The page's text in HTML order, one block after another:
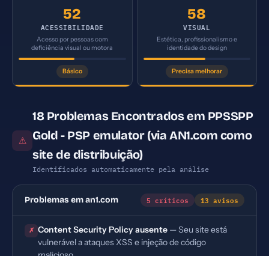
52
ACESSIBILIDADE
Acesso por pessoas com
deficiência visual ou motora
Básico
58
VISUAL
Estética, profissionalismo e
identidade do design
Precisa melhorar
⚠
18 Problemas Encontrados em PPSSPP
Gold - PSP emulator (via AN1.com como
site de distribuição)
Identificados automaticamente pela análise
Problemas em an1.com 5 críticos 13 avisos
✗ Content Security Policy ausente — Seu site está
vulnerável a ataques XSS e injeção de código